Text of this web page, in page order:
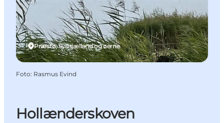
Overnat
Planlæg din tur
Hollænderskoven
Præstø, Sydsjælland og øerne
Foto: Rasmus Evind